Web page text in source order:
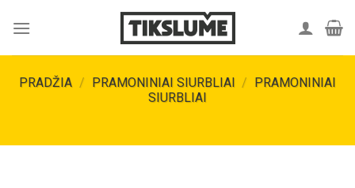
PRADŽIA / PRAMONINIAI SIURBLIAI / PRAMONINIAI
SIURBLIAI